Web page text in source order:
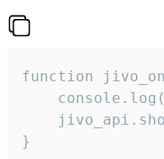
function
}